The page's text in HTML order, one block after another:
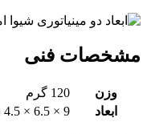
مشخصات فنی
وزن
120 گرم
ابعاد
9 × 6.5 × 4.5 سانتیمتر